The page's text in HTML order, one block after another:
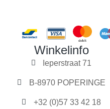
Winkelinfo
Ieperstraat 71
B-8970 POPERINGE
+32 (0)57 33 42 18